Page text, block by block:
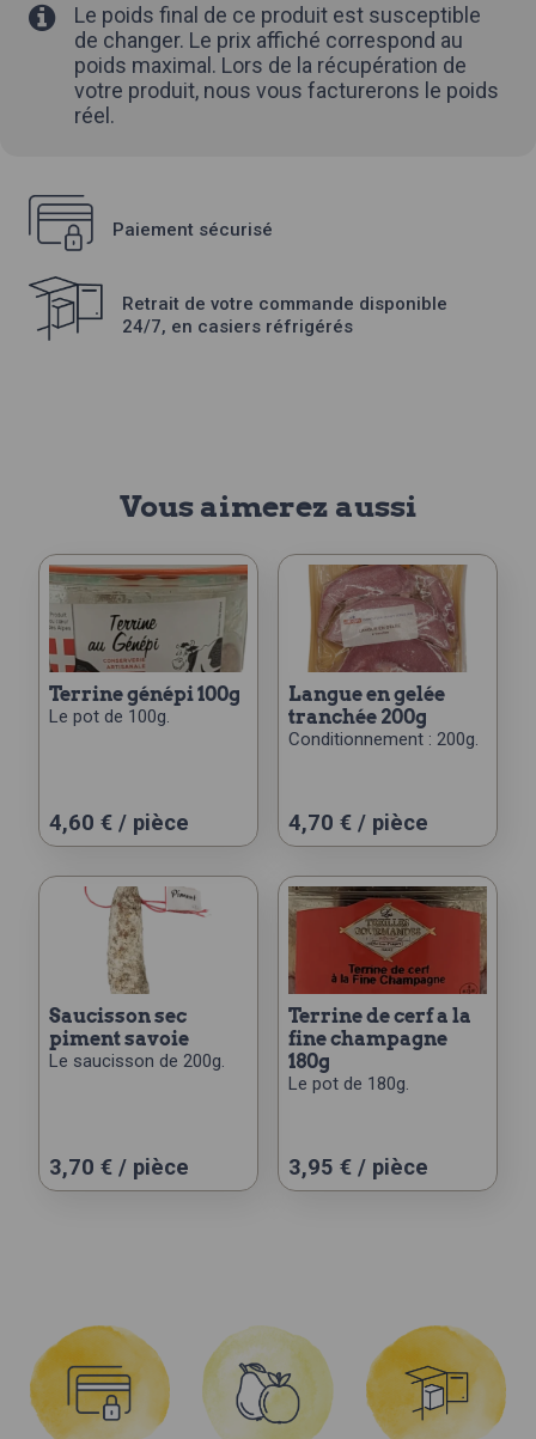
Le poids final de ce produit est susceptible
de changer. Le prix affiché correspond au
poids maximal. Lors de la récupération de
votre produit, nous vous facturerons le poids
réel.
Paiement sécurisé
Retrait de votre commande disponible
24/7, en casiers réfrigérés
Vous aimerez aussi
terrine génépi 100g
Le pot de 100g.
4,60 € / pièce
langue en gelée
tranchée 200g
Conditionnement : 200g.
4,70 € / pièce
saucisson sec
piment savoie
Le saucisson de 200g.
3,70 € / pièce
terrine de cerf a la
fine champagne
180g
Le pot de 180g.
3,95 € / pièce